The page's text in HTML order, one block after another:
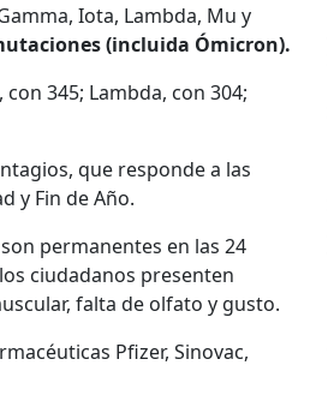
Iota, Lambda, Mu y
(incluida Ómicron).
345; Lambda, con 304;
que responde a las
y Fin de Año.
permanentes en las 24
ciudadanos presenten
falta de olfato y gusto.
Pfizer, Sinovac,